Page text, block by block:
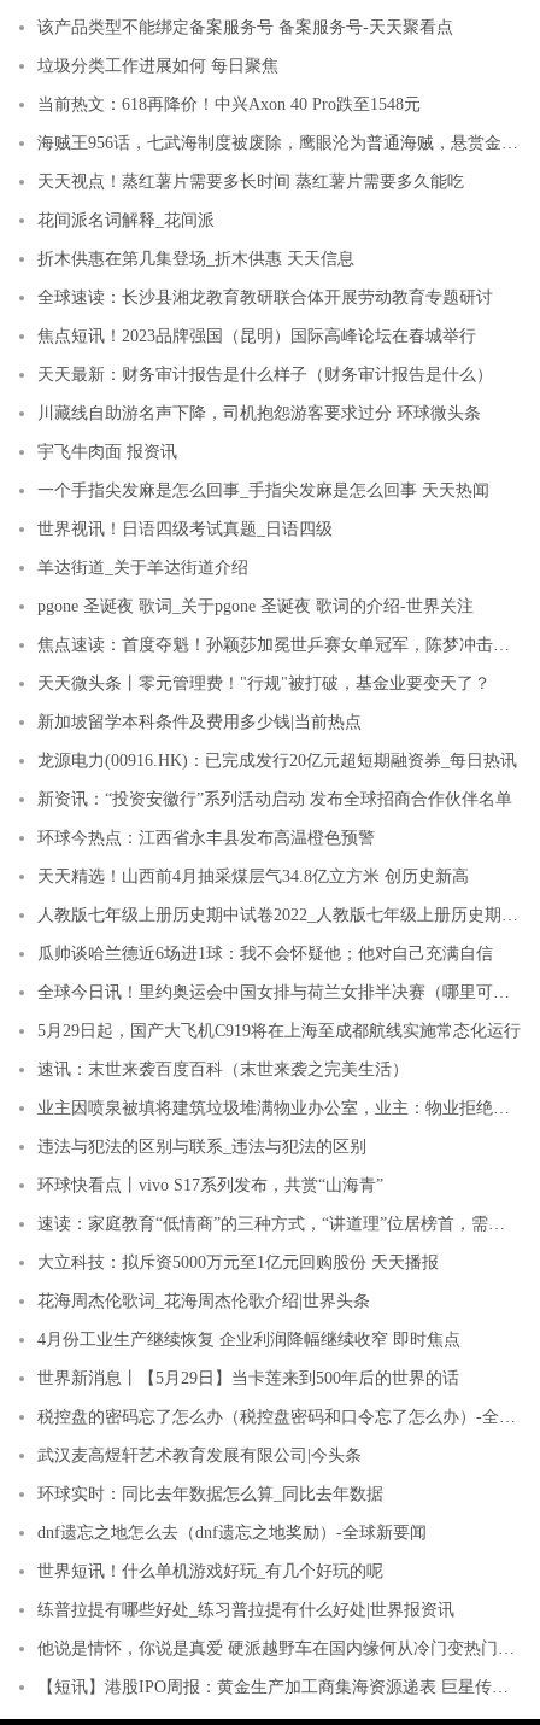
该产品类型不能绑定备案服务号 备案服务号-天天聚看点
垃圾分类工作进展如何 每日聚焦
当前热文：618再降价！中兴Axon 40 Pro跌至1548元
海贼王956话，七武海制度被废除，鹰眼沦为普通海贼，悬赏金飙升 全球观速讯
天天视点！蒸红薯片需要多长时间 蒸红薯片需要多久能吃
花间派名词解释_花间派
折木供惠在第几集登场_折木供惠 天天信息
全球速读：长沙县湘龙教育教研联合体开展劳动教育专题研讨
焦点短讯！2023品牌强国（昆明）国际高峰论坛在春城举行
天天最新：财务审计报告是什么样子（财务审计报告是什么）
川藏线自助游名声下降，司机抱怨游客要求过分 环球微头条
宇飞牛肉面 报资讯
一个手指尖发麻是怎么回事_手指尖发麻是怎么回事 天天热闻
世界视讯！日语四级考试真题_日语四级
羊达街道_关于羊达街道介绍
pgone 圣诞夜 歌词_关于pgone 圣诞夜 歌词的介绍-世界关注
焦点速读：首度夺魁！孙颖莎加冕世乒赛女单冠军，陈梦冲击大满贯梦碎
天天微头条丨零元管理费！"行规"被打破，基金业要变天了？
新加坡留学本科条件及费用多少钱|当前热点
龙源电力(00916.HK)：已完成发行20亿元超短期融资券_每日热讯
新资讯：“投资安徽行”系列活动启动 发布全球招商合作伙伴名单
环球今热点：江西省永丰县发布高温橙色预警
天天精选！山西前4月抽采煤层气34.8亿立方米 创历史新高
人教版七年级上册历史期中试卷2022_人教版七年级上册历史期中试卷
瓜帅谈哈兰德近6场进1球：我不会怀疑他；他对自己充满自信
全球今日讯！里约奥运会中国女排与荷兰女排半决赛（哪里可以看到中国女排里约奥运对战荷兰的半决赛的实况转播）
5月29日起，国产大飞机C919将在上海至成都航线实施常态化运行
速讯：末世来袭百度百科（末世来袭之完美生活）
业主因喷泉被填将建筑垃圾堆满物业办公室，业主：物业拒绝沟通，擅自堆放，有安全隐患
违法与犯法的区别与联系_违法与犯法的区别
环球快看点丨vivo S17系列发布，共赏“山海青”
速读：家庭教育“低情商”的三种方式，“讲道理”位居榜首，需及时止损
大立科技：拟斥资5000万元至1亿元回购股份 天天播报
花海周杰伦歌词_花海周杰伦歌介绍|世界头条
4月份工业生产继续恢复 企业利润降幅继续收窄 即时焦点
世界新消息丨【5月29日】当卡莲来到500年后的世界的话
税控盘的密码忘了怎么办（税控盘密码和口令忘了怎么办）-全球最新
武汉麦高煜轩艺术教育发展有限公司|今头条
环球实时：同比去年数据怎么算_同比去年数据
dnf遗忘之地怎么去（dnf遗忘之地奖励）-全球新要闻
世界短讯！什么单机游戏好玩_有几个好玩的呢
练普拉提有哪些好处_练习普拉提有什么好处|世界报资讯
他说是情怀，你说是真爱 硬派越野车在国内缘何从冷门变热门？-环球快讯
【短讯】港股IPO周报：黄金生产加工商集海资源递表 巨星传奇通过聆讯|当前要闻